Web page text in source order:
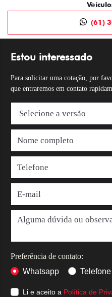
Estou interessado
Para solicitar uma cotação, por
que entraremos em contato
Preferência de contato:
Whatsapp
Telefone
Li e aceito a Política de
(61)